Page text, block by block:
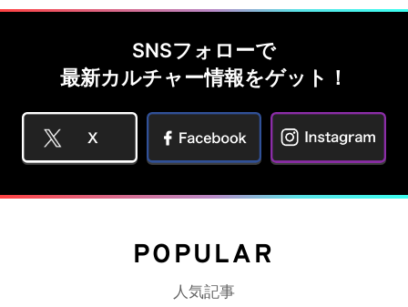
SNSフォローで
最新カルチャー情報をゲット！
POPULAR
人気記事